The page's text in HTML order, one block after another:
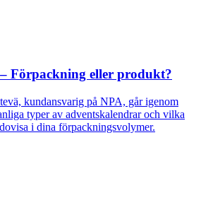
Förpackning eller produkt?
kundansvarig på NPA, går igenom
typer av adventskalendrar och vilka
i dina förpackningsvolymer.